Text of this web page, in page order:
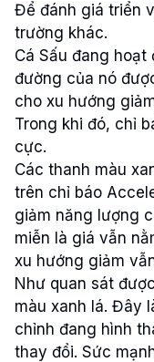
Để đánh giá triển
trường khác.
Cá Sấu đang
đường của nó
cho xu hướng
Trong khi đó, chỉ
cực.
Các thanh màu
trên chỉ báo
giảm năng lượng
miễn là giá vẫn
xu hướng giảm
Như quan sát
màu xanh lá. Đây
chỉnh đang hình
thay đổi. Sức